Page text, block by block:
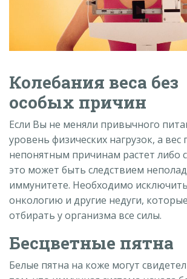
Колебания веса без
особых причин
Если Вы не меняли привычного
уровень физических нагрузок, а вес
непонятным причинам растет либо
это может быть следствием
иммунитете. Необходимо
онкологию и другие недуги,
отбирать у организма все силы.
Бесцветные пятна
Белые пятна на коже могут